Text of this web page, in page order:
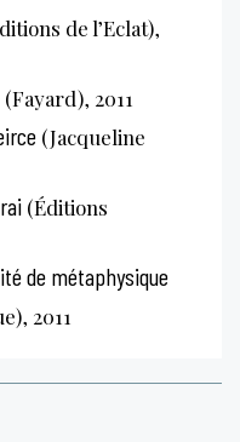
de l’Eclat),
(Fayard), 2011
(Jacqueline
(Éditions
de métaphysique
2011